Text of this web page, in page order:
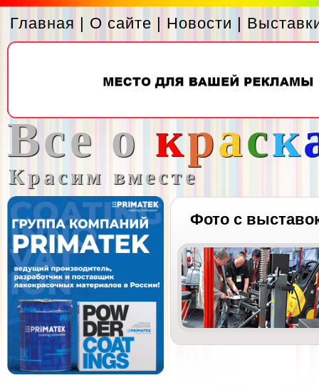
Главная | О сайте | Новости |
Все о краск
Красим вместе
Фото с